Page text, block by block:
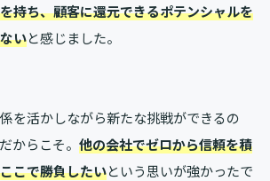
持ち、顧客に還元できるポテンシャルを
いと感じました。
を活かしながら新たな挑戦ができるの
からこそ。 他の会社でゼロから信頼を積
こで勝負したいという思いが強かったで